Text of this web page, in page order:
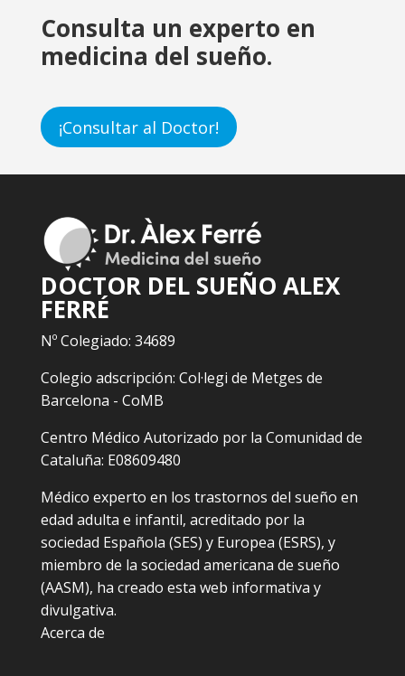
Consulta un experto en
medicina del sueño.
¡Consultar al Doctor!
DOCTOR DEL SUEÑO ALEX
FERRÉ
Nº Colegiado: 34689
Colegio adscripción: Col·legi de Metges de
Barcelona - CoMB
Centro Médico Autorizado por la Comunidad de
Cataluña: E08609480
Médico experto en los trastornos del sueño en
edad adulta e infantil, acreditado por la
sociedad Española (SES) y Europea (ESRS), y
miembro de la sociedad americana de sueño
(AASM), ha creado esta web informativa y
divulgativa.
Acerca de